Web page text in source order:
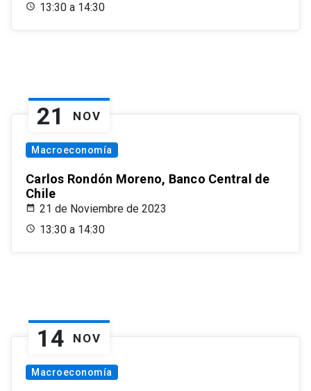
13:30 a 14:30
21 NOV
Macroeconomía
Carlos Rondón Moreno, Banco Central de
Chile
21 de Noviembre de 2023
13:30 a 14:30
14 NOV
Macroeconomía